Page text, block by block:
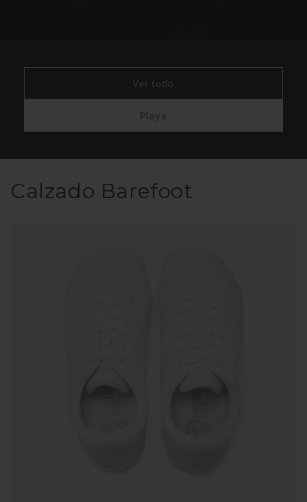
Ver todo
Playa
Calzado Barefoot